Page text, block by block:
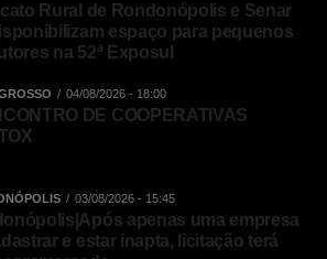
Rural de Rondonópolis e Senar
espaço para pequenos
na 52ª Exposul
04/08/2026 - 18:00
DE COOPERATIVAS
03/08/2026 - 15:45
apenas uma empresa
e estar inapta, licitação terá